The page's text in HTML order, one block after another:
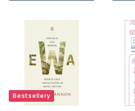
Bestsellery